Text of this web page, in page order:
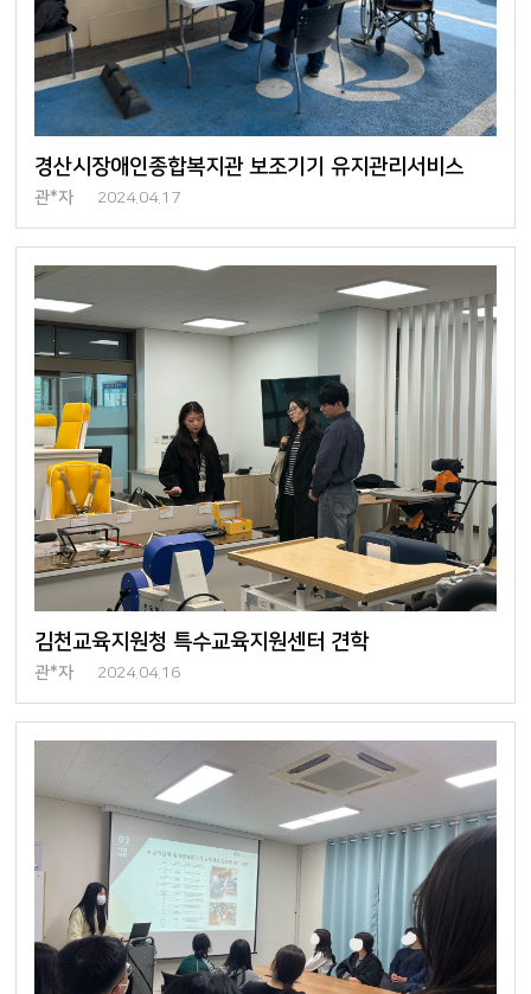
경산시장애인종합복지관 보조기기 유지관리서비스
관*자 2024.04.17
김천교육지원청 특수교육지원센터 견학
관*자 2024.04.16